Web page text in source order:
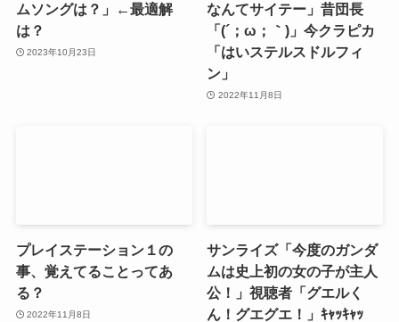
ムソングは？」←最適解
は？
2023年10月23日
なんてサイテー」昔団長
「(´；ω；｀)」今クラピカ
「はいステルスドルフィ
ン」
2022年11月8日
プレイステーション１の
事、覚えてることってあ
る？
2022年11月8日
サンライズ「今度のガンダ
ムは史上初の女の子が主人
公！」視聴者「グエルく
ん！グエグエ！」ｷｬｯｷｬｯ